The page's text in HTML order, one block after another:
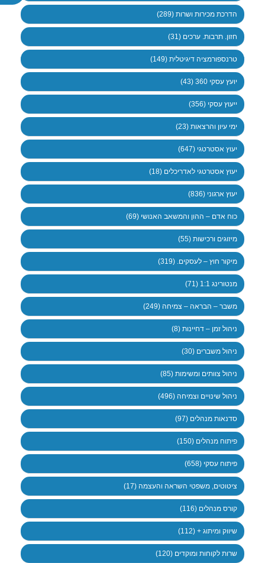
הדרכת מכירות ושרות (289)
חזון. תרבות. ערכים (31)
טרנספורמציה דיגיטלית (149)
יועץ עסקי 360 (43)
ייעוץ עסקי (356)
ימי עיון והרצאות (23)
יעוץ אסטרטגי (647)
יעוץ אסטרטגי לאדריכלים (18)
יעוץ ארגוני (836)
כוח אדם – ההון והמשאב האנושי (69)
מיזוגים ורכישות (55)
מיקור חוץ – לעסקים. (319)
מנטורינג 1:1 (71)
משבר – הבראה – צמיחה (249)
ניהול זמן – דחיינות (8)
ניהול משברים (30)
ניהול צוותים ומשימות (85)
ניהול שינויים וצמיחה (496)
סדנאות מנהלים (97)
פיתוח מנהלים (150)
פיתוח עסקי (658)
ציטוטים, משפטי השראה והעצמה (17)
קורס מנהלים (116)
שיווק ומיתוג + (112)
שרות לקוחות ומוקדים (120)